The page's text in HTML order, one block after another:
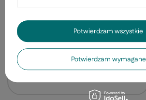
Potwierdzam wymagane
Potwierdzam wszystkie